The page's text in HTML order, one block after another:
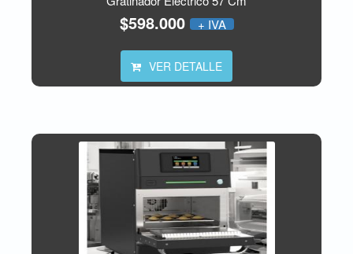
$598.000 + IVA
VER DETALLE